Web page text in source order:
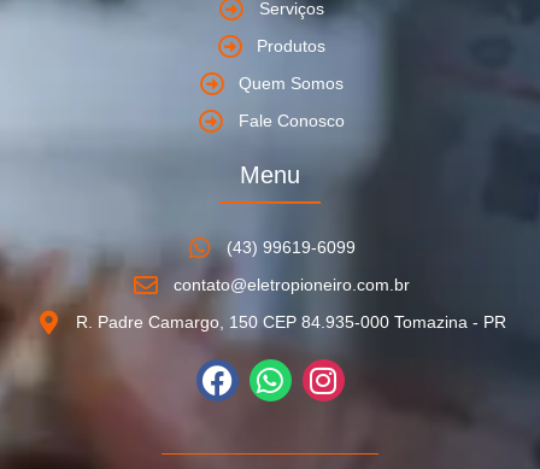
Serviços
Produtos
Quem Somos
Fale Conosco
Menu
(43) 99619-6099
contato@eletropioneiro.com.br
R. Padre Camargo, 150 CEP 84.935-000 Tomazina - PR